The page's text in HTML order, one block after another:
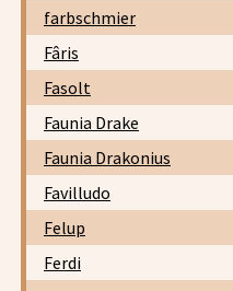
farbschmier
Fâris
Fasolt
Faunia Drake
Faunia Drakonius
Favilludo
Felup
Ferdi